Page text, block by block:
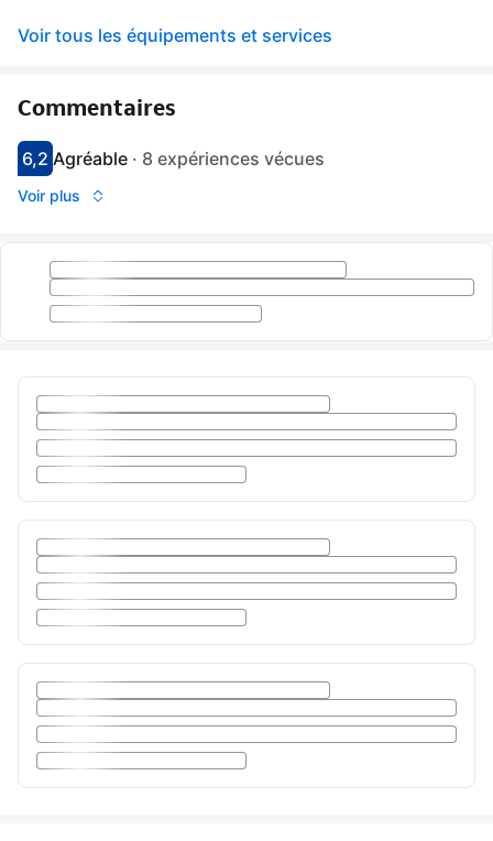
Voir tous les équipements et services
Commentaires
Avec une note de 6.2
6,2
agréableAgréable · 8 expériences vécues
Voir plus